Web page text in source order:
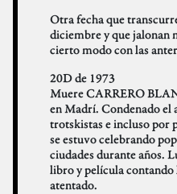
Otra fecha que
diciembre y que jalonan
cierto modo con las
20D de 1973
Muere CARRERO
en Madrí. Condenado el
trotskistas e incluso por
se estuvo celebrando
ciudades durante años.
libro y película contando
atentado.